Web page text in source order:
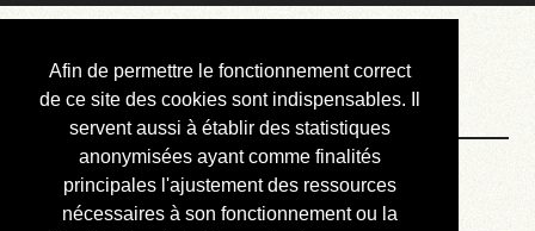
Afin de permettre le fonctionnement correct
de ce site des cookies sont indispensables. Il
servent aussi à établir des statistiques
anonymisées ayant comme finalités
principales l'ajustement des ressources
nécessaires à son fonctionnement ou la
Courbis, « LE »
Blog Officiel
Bienvenue
Réalisations